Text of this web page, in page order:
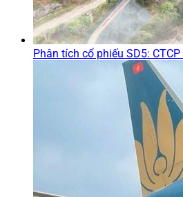
Phân tích cổ phiếu SD5: